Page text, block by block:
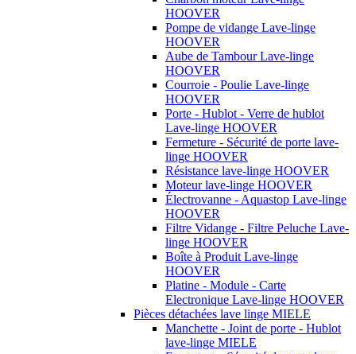
HOOVER
Pompe de vidange Lave-linge
HOOVER
Aube de Tambour Lave-linge
HOOVER
Courroie - Poulie Lave-linge
HOOVER
Porte - Hublot - Verre de hublot
Lave-linge HOOVER
Fermeture - Sécurité de porte lave-
linge HOOVER
Résistance lave-linge HOOVER
Moteur lave-linge HOOVER
Électrovanne - Aquastop Lave-linge
HOOVER
Filtre Vidange - Filtre Peluche Lave-
linge HOOVER
Boîte à Produit Lave-linge
HOOVER
Platine - Module - Carte
Electronique Lave-linge HOOVER
Pièces détachées lave linge MIELE
Manchette - Joint de porte - Hublot
lave-linge MIELE